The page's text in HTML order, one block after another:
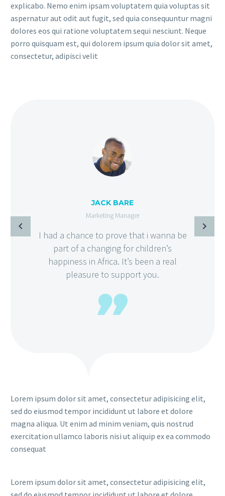
explicabo. Nemo enim ipsam voluptatem quia voluptas sit
aspernatur aut odit aut fugit, sed quia consequuntur magni
dolores eos qui ratione voluptatem sequi nesciunt. Neque
porro quisquam est, qui dolorem ipsum quia dolor sit amet,
consectetur, adipisci velit
JACK BARE
Marketing Manager
I had a chance to prove that i wanna be
part of a changing for children’s
happiness in Africa. It’s been a real
pleasure to support you.
Lorem ipsum dolor sit amet, consectetur adipisicing elit,
sed do eiusmod tempor incididunt ut labore et dolore
magna aliqua. Ut enim ad minim veniam, quis nostrud
exercitation ullamco laboris nisi ut aliquip ex ea commodo
consequat
Lorem ipsum dolor sit amet, consectetur adipisicing elit,